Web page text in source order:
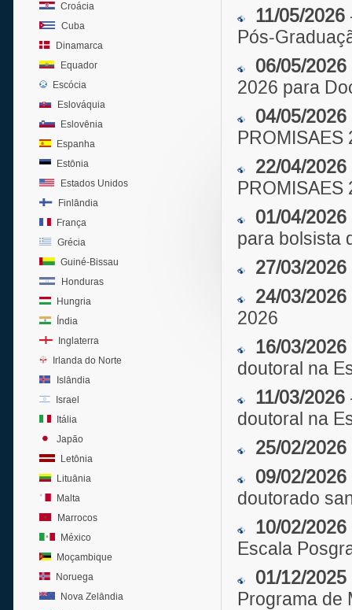
Croácia
Cuba
Dinamarca
Equador
Escócia
Eslováquia
Eslovênia
Espanha
Estônia
Estados Unidos
Finlândia
França
Grécia
Guiné-Bissau
Honduras
Hungria
Índia
Inglaterra
Irlanda do Norte
Islândia
Israel
Itália
Japão
Letônia
Lituânia
Malta
Marrocos
México
Moçambique
Noruega
Nova Zelândia
11/05/2026
Pós-
06/05/2026
2026 para
04/05/2026
PROMISAES
22/04/2026
01/04/2026
para bolsista
27/03/2026
24/03/2026
2026
16/03/2026
doutoral na
11/03/2026
doutoral na
25/02/2026
09/02/2026
doutorado
10/02/2026
Escala
01/12/2025
Programa de